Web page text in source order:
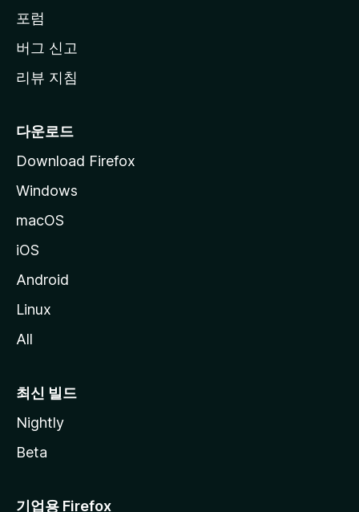
동
포럼
버그 신고
리뷰 지침
다운로드
Download Firefox
Windows
macOS
iOS
Android
Linux
All
최신 빌드
Nightly
Beta
기업용 Firefox